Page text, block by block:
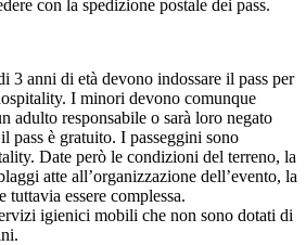
con la spedizione postale dei pass.
3 anni di età devono indossare il pass per
I minori devono comunque
adulto responsabile o sarà loro negato
pass è gratuito. I passeggini sono
Date però le condizioni del terreno, la
atte all’organizzazione dell’evento, la
essere complessa.
igienici mobili che non sono dotati di